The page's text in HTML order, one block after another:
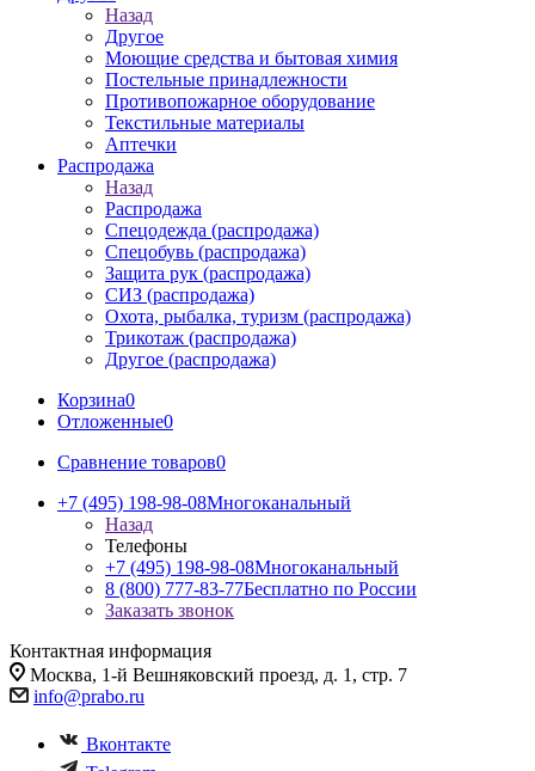
Назад
Другое
Моющие средства и бытовая химия
Постельные принадлежности
Противопожарное оборудование
Текстильные материалы
Аптечки
Распродажа
Назад
Распродажа
Спецодежда (распродажа)
Спецобувь (распродажа)
Защита рук (распродажа)
СИЗ (распродажа)
Охота, рыбалка, туризм (распродажа)
Трикотаж (распродажа)
Другое (распродажа)
Корзина0
Отложенные0
Сравнение товаров0
+7 (495) 198-98-08Многоканальный
Назад
Телефоны
+7 (495) 198-98-08Многоканальный
8 (800) 777-83-77Бесплатно по России
Заказать звонок
Контактная информация
Москва, 1-й Вешняковский проезд, д. 1, стр. 7
info@prabo.ru
Вконтакте